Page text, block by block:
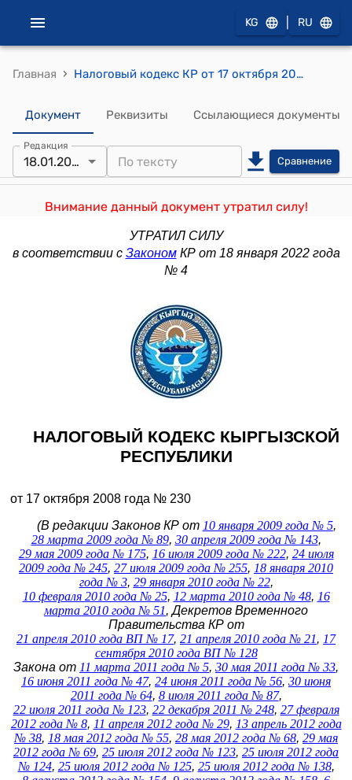
KG RU
Главная › Налоговый кодекс КР от 17 октября 2008 года № 230
Документ Реквизиты Ссылающиеся документы
Редакция
18.01.2022 Сравнение
Внимание данный документ утратил силу!